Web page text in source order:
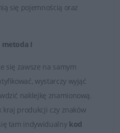
i problemów z
laptopa, zawsze mogą
Doradcami, którzy
porady. Na przesłane
i bez zbędnej zwłoki.
nas najważniejsza.
się pojemnością oraz
I
się zawsze na samym
wystarczy wyjąć
naklejkę znamionową.
produkcji czy znaków
tam indywidualny kod